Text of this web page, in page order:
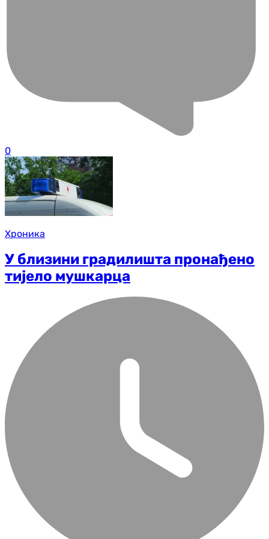
0
Хроника
У близини градилишта пронађено
тијело мушкарца